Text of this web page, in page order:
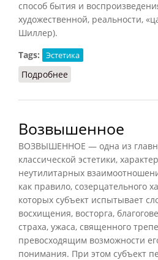
способ бытия и
художественной, реальности,
Шиллер).
Tags:
Эстетика
Подробнее
Возвышенное
ВОЗВЫШЕННОЕ — одна из
классической эстетики,
неутилитарных
как правило, созерцательного
которых субъект испытывает
восхищения, восторга,
страха, ужаса, священного
превосходящим возможности
понимания. При этом субъект